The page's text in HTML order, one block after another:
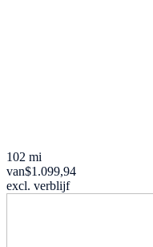
102 mi
van$1.099,94
excl. verblijf